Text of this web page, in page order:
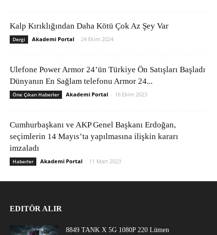
Kalp Kırıklığından Daha Kötü Çok Az Şey Var
Dergi Akademi Portal - 24 Ekim 2024
Ulefone Power Armor 24’ün Türkiye Ön Satışları Başladı
Dünyanın En Sağlam telefonu Armor 24...
Öne Çıkan Haberler Akademi Portal - 16 Ekim 2023
Cumhurbaşkanı ve AKP Genel Başkanı Erdoğan,
seçimlerin 14 Mayıs’ta yapılmasına ilişkin kararı
imzaladı
Haberler Akademi Portal - 11 Mart 2023
EDITÖR ALIR
8849 TANK X 5G 1080P 220 Lümen